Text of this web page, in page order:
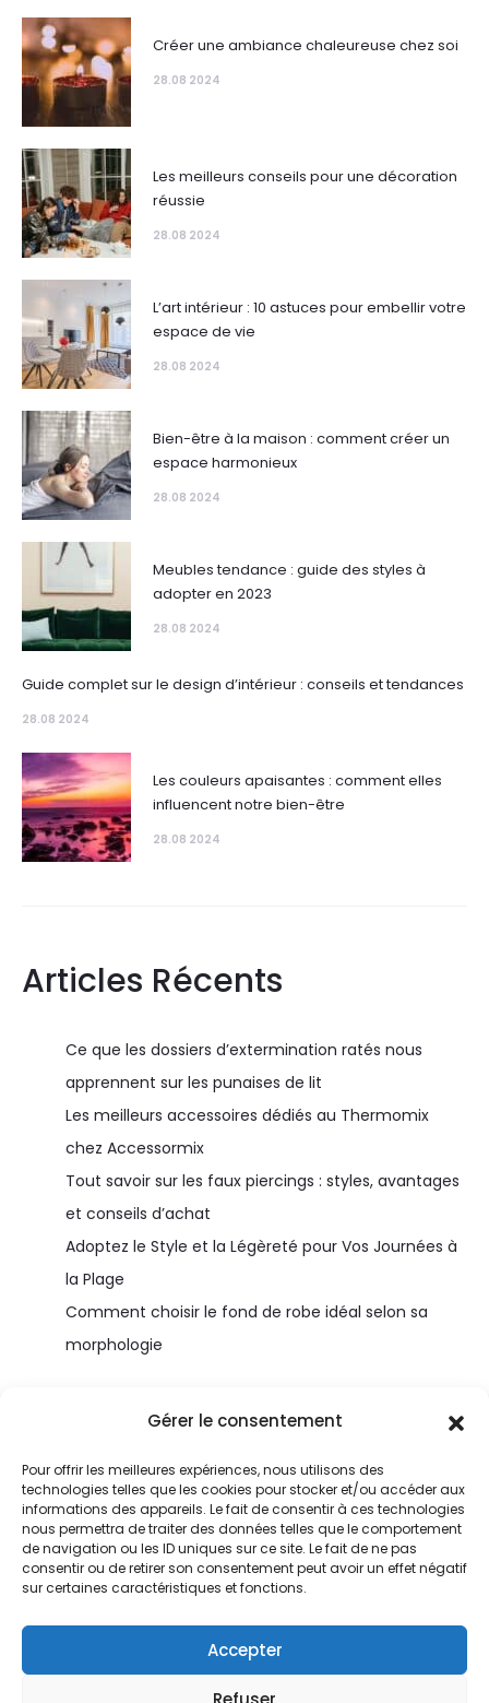
Gérer le consentement
Pour offrir les meilleures expériences, nous utilisons des
technologies telles que les cookies pour stocker et/ou accéder aux
informations des appareils. Le fait de consentir à ces technologies
nous permettra de traiter des données telles que le comportement
de navigation ou les ID uniques sur ce site. Le fait de ne pas
consentir ou de retirer son consentement peut avoir un effet négatif
sur certaines caractéristiques et fonctions.
Accepter
Créer une ambiance chaleureuse chez soi
28.08 2024
Les meilleurs conseils pour une décoration
réussie
28.08 2024
L’art intérieur : 10 astuces pour embellir votre
espace de vie
28.08 2024
Bien-être à la maison : comment créer un
espace harmonieux
28.08 2024
Meubles tendance : guide des styles à
adopter en 2023
28.08 2024
Guide complet sur le design d’intérieur : conseils et tendances
28.08 2024
Les couleurs apaisantes : comment elles
influencent notre bien-être
28.08 2024
Articles Récents
Ce que les dossiers d’extermination ratés nous
apprennent sur les punaises de lit
Les meilleurs accessoires dédiés au Thermomix
chez Accessormix
Tout savoir sur les faux piercings : styles, avantages
et conseils d’achat
Adoptez le Style et la Légèreté pour Vos Journées à
la Plage
Comment choisir le fond de robe idéal selon sa
morphologie
© Home-magazine.fr
Conditions générales